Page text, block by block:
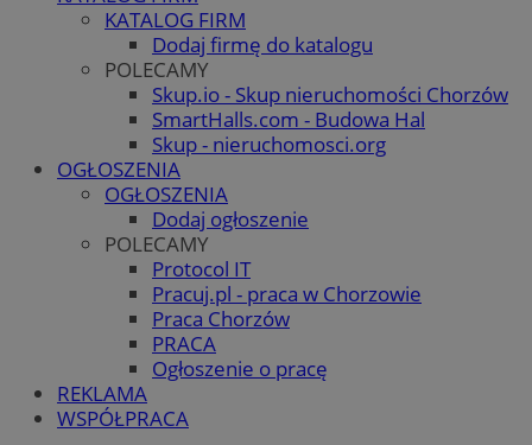
KATALOG FIRM
Dodaj firmę do katalogu
POLECAMY
Skup.io - Skup nieruchomości Chorzów
SmartHalls.com - Budowa Hal
Skup - nieruchomosci.org
OGŁOSZENIA
OGŁOSZENIA
Dodaj ogłoszenie
POLECAMY
Protocol IT
Pracuj.pl - praca w Chorzowie
Praca Chorzów
PRACA
Ogłoszenie o pracę
REKLAMA
WSPÓŁPRACA